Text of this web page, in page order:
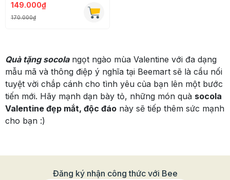
149.000₫
170.000₫
Quà tặng socolangọt ngào mùa Valentine với đa dạng
mẫu mã và thông điệp ý nghĩa tại Beemart sẽ là cầu nối
tuyệt vời chắp cánh cho tình yêu của bạn lên một bước
tiến mới. Hãy mạnh dạn bày tỏ, những món quà socola
Valentine đẹp mắt, độc đáo này sẽ tiếp thêm sức mạnh
cho bạn :)
Đăng ký nhận công thức với Bee